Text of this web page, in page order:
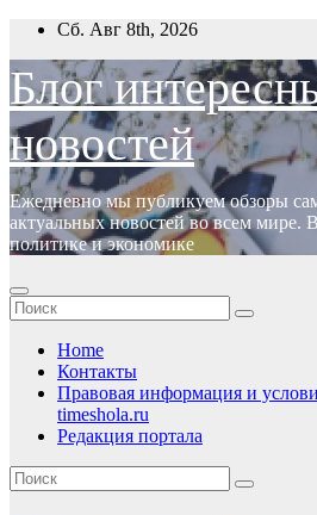
Перейти
содержимому
Сб. Авг 8th, 2026
Блог
новостей
Ежедневно мы публикуем обзоры
актуальных новостей во всем мире.
политике и экономике
Home
Контакты
Правовая информация и
timeshola.ru
Редакция портала